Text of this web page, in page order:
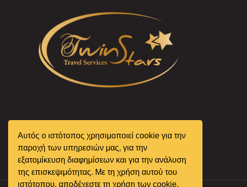
Αυτός ο ιστότοπος χρησιμοποιεί cookie για την
παροχή των υπηρεσιών μας, για την
εξατομίκευση διαφημίσεων και για την ανάλυση
της επισκεψιμότητας. Με τη χρήση αυτού του
ιστότοπου, αποδέχεστε τη χρήση των cookie.